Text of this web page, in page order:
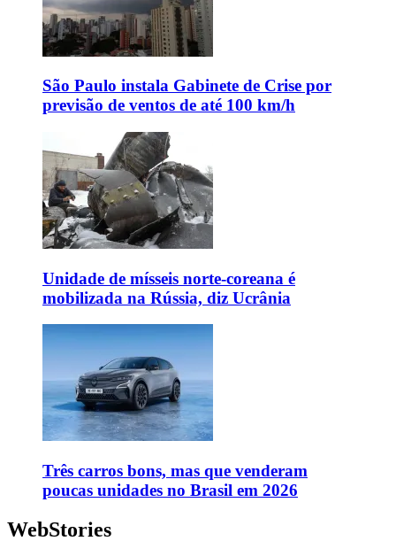
São Paulo instala Gabinete de Crise por
previsão de ventos de até 100 km/h
Unidade de mísseis norte-coreana é
mobilizada na Rússia, diz Ucrânia
Três carros bons, mas que venderam
poucas unidades no Brasil em 2026
WebStories